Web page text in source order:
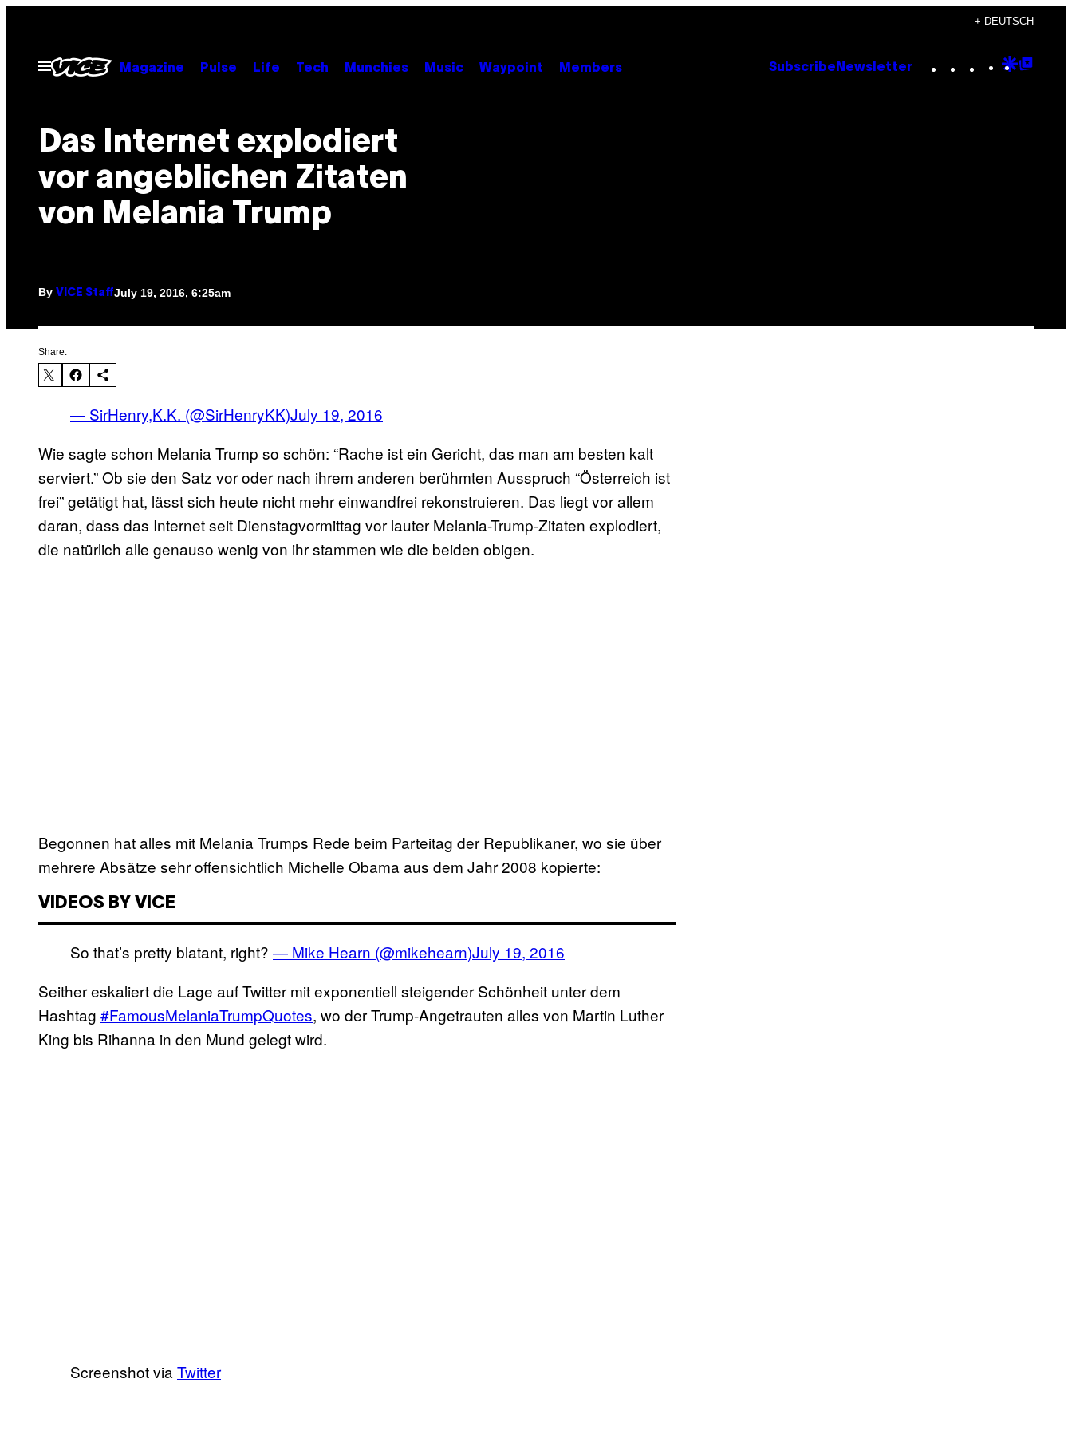
content
+ DEUTSCH
Open
Menu
Magazine Pulse Life Tech Munchies Music Waypoint Members Subscribe Newsletter Instagram
TikTok
YouTube
Google
Das Internet explodiert
vor angeblichen Zitaten
von Melania Trump
By VICE StaffJuly 19, 2016, 6:25am
Share:
— SirHenry,K.K. (@SirHenryKK)July 19, 2016
Wie sagte schon Melania Trump so schön: “Rache ist ein Gericht, das man am besten kalt
serviert.” Ob sie den Satz vor oder nach ihrem anderen berühmten Ausspruch “Österreich ist
frei” getätigt hat, lässt sich heute nicht mehr einwandfrei rekonstruieren. Das liegt vor allem
daran, dass das Internet seit Dienstagvormittag vor lauter Melania-Trump-Zitaten explodiert,
die natürlich alle genauso wenig von ihr stammen wie die beiden obigen.
Begonnen hat alles mit Melania Trumps Rede beim Parteitag der Republikaner, wo sie über
mehrere Absätze sehr offensichtlich Michelle Obama aus dem Jahr 2008 kopierte:
VIDEOS BY VICE
So that’s pretty blatant, right? — Mike Hearn (@mikehearn)July 19, 2016
Seither eskaliert die Lage auf Twitter mit exponentiell steigender Schönheit unter dem
Hashtag #FamousMelaniaTrumpQuotes, wo der Trump-Angetrauten alles von Martin Luther
King bis Rihanna in den Mund gelegt wird.
Screenshot via Twitter